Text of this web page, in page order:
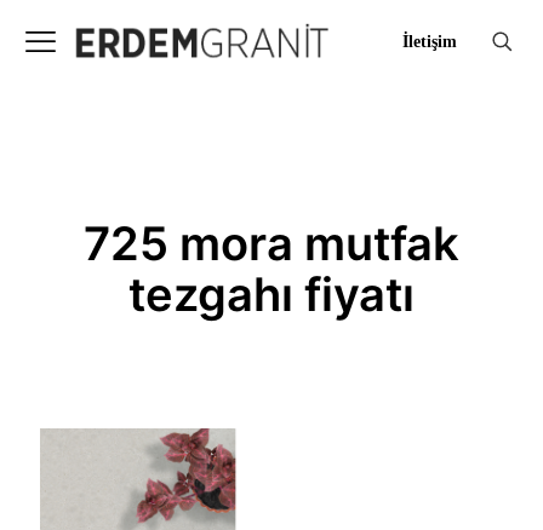
İletişim
725 mora mutfak
tezgahı fiyatı